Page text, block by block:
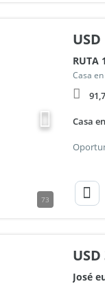
73
USD
RUTA
Casa
Casa
USD
José